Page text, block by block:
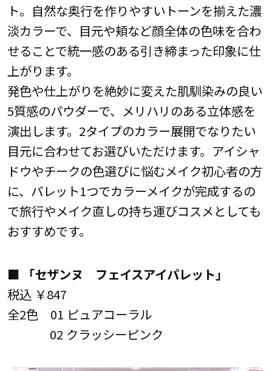
ト。自然な奥行を作りやすいトーンを揃えた濃
淡カラーで、目元や頬など顔全体の色味を合わ
せることで統一感のある引き締まった印象に仕
上がります。
発色や仕上がりを絶妙に変えた肌馴染みの良い
5質感のパウダーで、メリハリのある立体感を
演出します。2タイプのカラー展開でなりたい
目元に合わせてお選びいただけます。アイシャ
ドウやチークの色選びに悩むメイク初心者の方
に、パレット1つでカラーメイクが完成するの
で旅行やメイク直しの持ち運びコスメとしても
おすすめです。
■ 「セザンヌ フェイスアイパレット」
税込 ￥847
全2色 01 ピュアコーラル
02 クラッシーピンク